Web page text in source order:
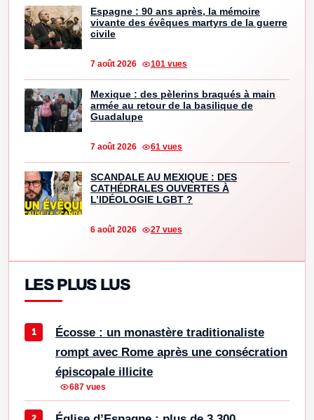
Espagne : 90 ans après, la mémoire
vivante des évêques martyrs de la guerre
civile
7 août 2026 101 vues
Mexique : des pèlerins braqués à main
armée au retour de la basilique de
Guadalupe
7 août 2026 61 vues
SCANDALE AU MEXIQUE : DES
CATHÉDRALES OUVERTES À
L’IDÉOLOGIE LGBT ?
6 août 2026 27 vues
LES PLUS LUS
Écosse : un monastère traditionaliste
rompt avec Rome après une consécration
épiscopale illicite
687 vues